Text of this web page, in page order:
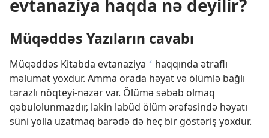
evtanaziya haqda nə deyilir?
Müqəddəs Yazıların cavabı
Müqəddəs Kitabda evtanaziya a haqqında ətraflı
məlumat yoxdur. Amma orada həyat və ölümlə bağlı
tarazlı nöqteyi-nəzər var. Ölümə səbəb olmaq
qəbulolunmazdır, lakin labüd ölüm ərəfəsində həyatı
süni yolla uzatmaq barədə də heç bir göstəriş yoxdur.